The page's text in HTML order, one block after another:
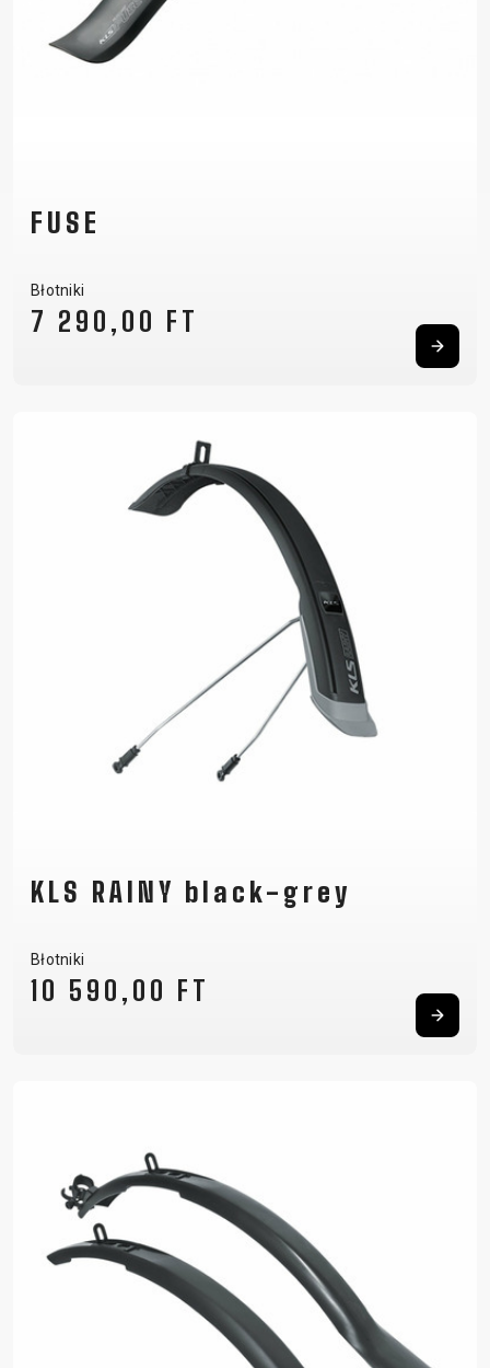
FUSE
Błotniki
7 290,00 FT
KLS RAINY black-grey
Błotniki
10 590,00 FT